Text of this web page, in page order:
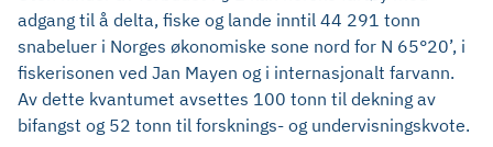
adgang til å delta, fiske og lande inntil 44 291 tonn
snabeluer i Norges økonomiske sone nord for N 65°20’, i
fiskerisonen ved Jan Mayen og i internasjonalt farvann.
Av dette kvantumet avsettes 100 tonn til dekning av
bifangst og 52 tonn til forsknings- og undervisningskvote.